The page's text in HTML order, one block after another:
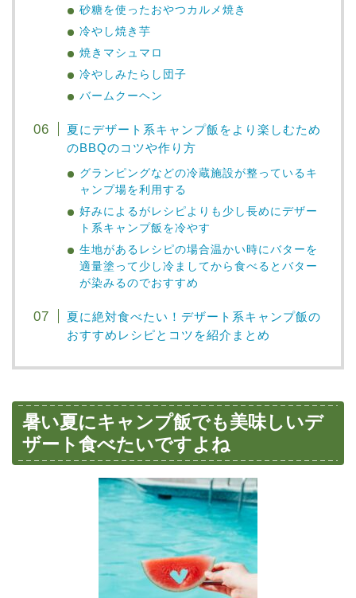
砂糖を使ったおやつカルメ焼き
冷やし焼き芋
焼きマシュマロ
冷やしみたらし団子
バームクーヘン
夏にデザート系キャンプ飯をより楽しむため
のBBQのコツや作り方
グランピングなどの冷蔵施設が整っているキ
ャンプ場を利用する
好みによるがレシピよりも少し長めにデザー
ト系キャンプ飯を冷やす
生地があるレシピの場合温かい時にバターを
適量塗って少し冷ましてから食べるとバター
が染みるのでおすすめ
夏に絶対食べたい！デザート系キャンプ飯の
おすすめレシピとコツを紹介まとめ
暑い夏にキャンプ飯でも美味しいデ
ザート食べたいですよね